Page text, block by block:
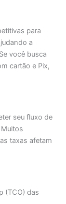
para
a
você busca
cartão e Pix,
seu fluxo de
taxas afetam
(TCO) das